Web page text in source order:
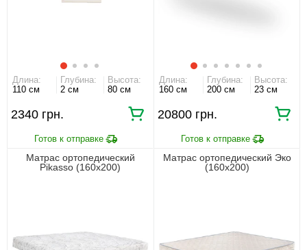
Длина:
110 см
Глубина:
2 см
Высота:
80 см
2340 грн.
Длина:
160 см
Глубина:
200 см
Высота:
23 см
20800 грн.
Матрас ортопедический
Pikasso (160х200)
Матрас ортопедический Эко
(160х200)